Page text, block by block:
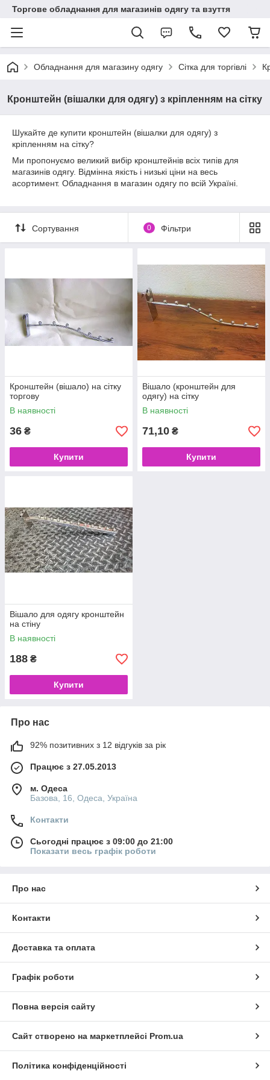
Торгове обладнання для магазинів одягу та взуття
Обладнання для магазину одягу Сітка для торгівлі
Кронштейн (вішалки для одягу) з кріпленням на сітку
Шукайте де купити кронштейн (вішалки для одягу) з
кріпленням на сітку?
Ми пропонуємо великий вибір кронштейнів всіх типів для
магазинів одягу. Відмінна якість і низькі ціни на весь
асортимент. Обладнання в магазин одягу по всій Україні.
Сортування 0 Фільтри
Кронштейн (вішало) на сітку
торгову
В наявності
36 ₴
Купити
Вішало (кронштейн для
одягу) на сітку
В наявності
71,10 ₴
Купити
Вішало для одягу кронштейн
на стіну
В наявності
188 ₴
Купити
Про нас
92% позитивних з 12 відгуків за рік
Працює з 27.05.2013
м. Одеса
Базова, 16, Одеса, Україна
Контакти
Сьогодні працює з 09:00 до 21:00
Показати весь графік роботи
Про нас
Контакти
Доставка та оплата
Графік роботи
Повна версія сайту
Сайт створено на маркетплейсі Prom.ua
Політика конфіденційності